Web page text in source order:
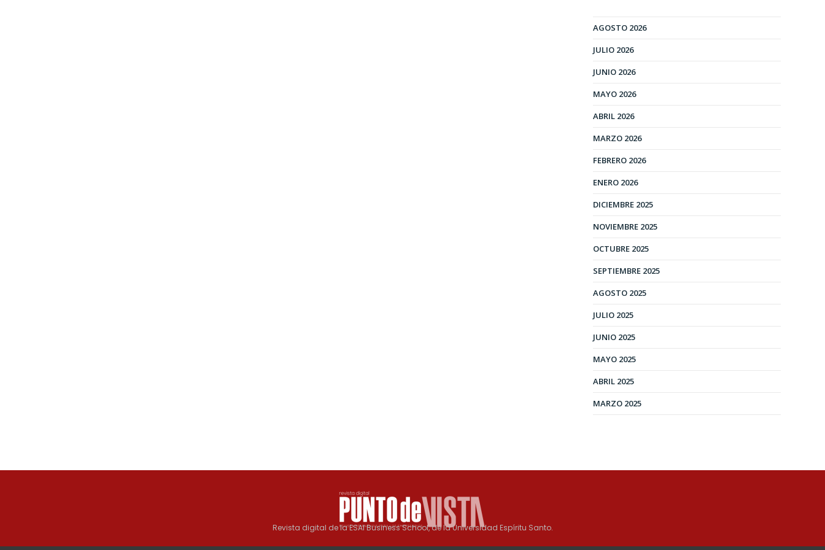
AGOSTO 2026
JULIO 2026
JUNIO 2026
MAYO 2026
ABRIL 2026
MARZO 2026
FEBRERO 2026
ENERO 2026
DICIEMBRE 2025
NOVIEMBRE 2025
OCTUBRE 2025
SEPTIEMBRE 2025
AGOSTO 2025
JULIO 2025
JUNIO 2025
MAYO 2025
ABRIL 2025
MARZO 2025
Revista digital de la ESAI Business School, de la Universidad Espíritu Santo.